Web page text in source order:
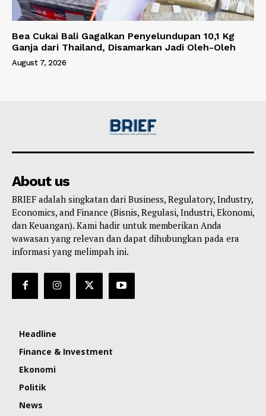
Bea Cukai Bali Gagalkan Penyelundupan 10,1 Kg
Ganja dari Thailand, Disamarkan Jadi Oleh-Oleh
August 7, 2026
About us
BRIEF adalah singkatan dari Business, Regulatory, Industry,
Economics, and Finance (Bisnis, Regulasi, Industri, Ekonomi,
dan Keuangan). Kami hadir untuk memberikan Anda
wawasan yang relevan dan dapat dihubungkan pada era
informasi yang melimpah ini.
Headline
Finance & Investment
Ekonomi
Politik
News